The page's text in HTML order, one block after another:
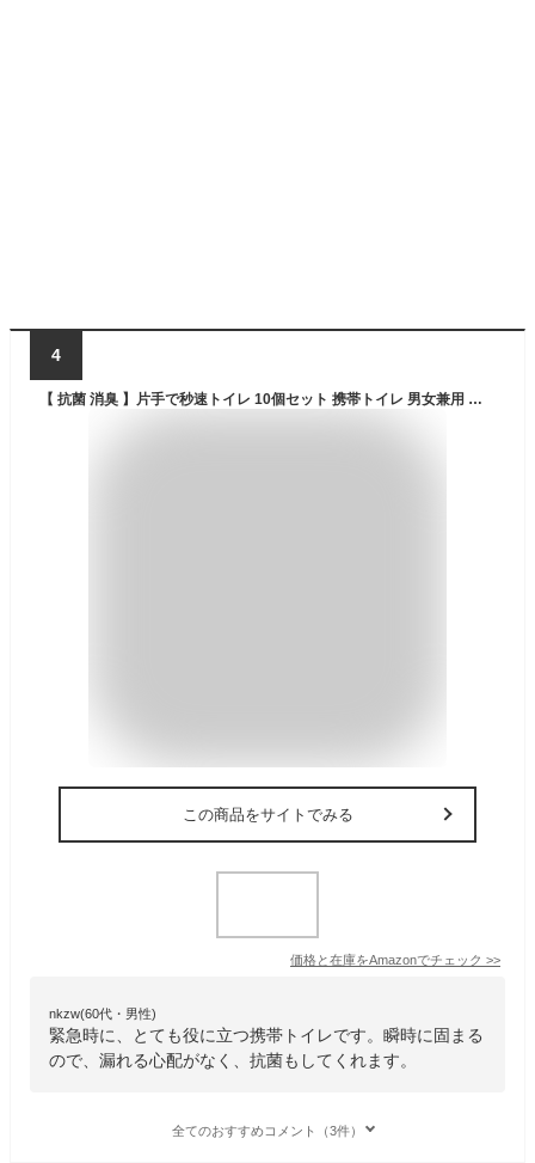
4
【 抗菌 消臭 】片手で秒速トイレ 10個セット 携帯トイレ 男女兼用 大便 小便 利用可能 防災グッズ 日本製
この商品をサイトでみる
価格と在庫をAmazonでチェック >>
nkzw(60代・男性)
緊急時に、とても役に立つ携帯トイレです。瞬時に固まる
ので、漏れる心配がなく、抗菌もしてくれます。
全てのおすすめコメント（3件）